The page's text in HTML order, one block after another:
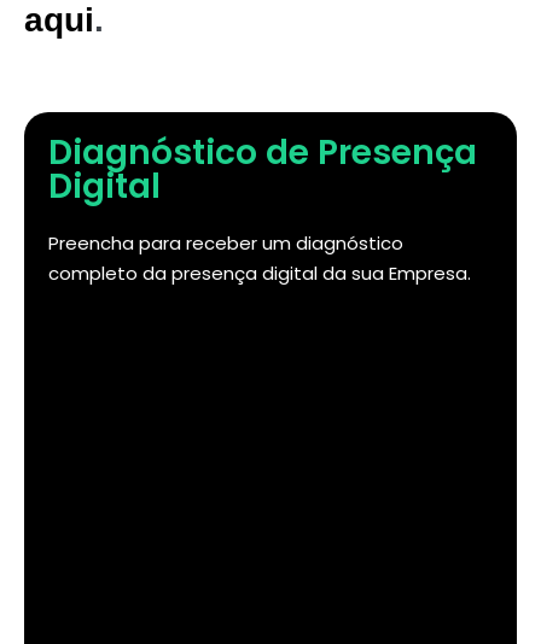
aqui.
Diagnóstico de Presença
Digital
Preencha para receber um diagnóstico
completo da presença digital da sua Empresa.